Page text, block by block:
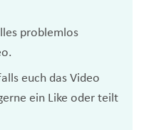
problemlos
euch das Video
ein Like oder teilt